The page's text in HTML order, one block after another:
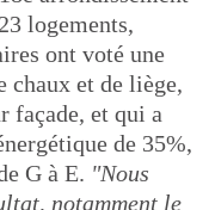
logements,
ont voté une
chaux et de liège,
façade, et qui a
de 35%,
G à E. "Nous
notamment le